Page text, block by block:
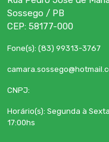
Sossego / PB
CEP: 58177-000
Fone(s): (83) 99313-3767
CNPJ:
Horário(s): Segunda à
17:00hs